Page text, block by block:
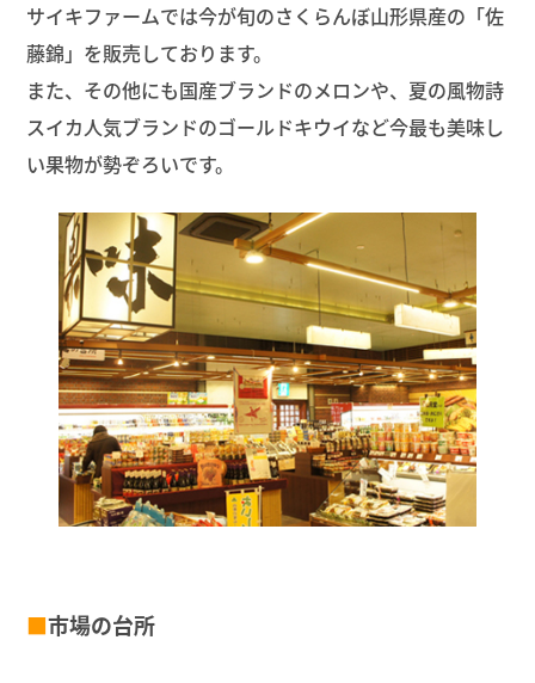
サイキファームでは今が旬のさくらんぼ山形県産の「佐
藤錦」を販売しております。
また、その他にも国産ブランドのメロンや、夏の風物詩
スイカ人気ブランドのゴールドキウイなど今最も美味し
い果物が勢ぞろいです。
■市場の台所